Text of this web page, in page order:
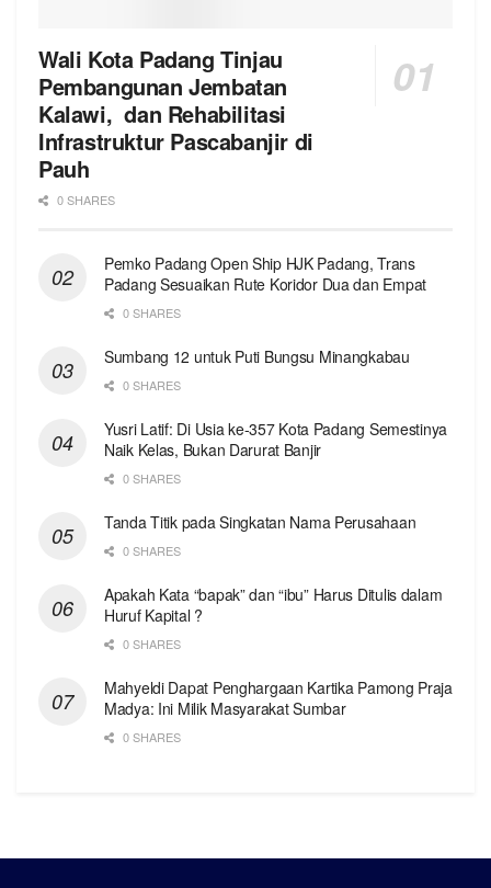
Wali Kota Padang Tinjau
Pembangunan Jembatan
Kalawi, dan Rehabilitasi
Infrastruktur Pascabanjir di
Pauh
0 SHARES
Pemko Padang Open Ship HJK Padang, Trans
Padang Sesuaikan Rute Koridor Dua dan Empat
0 SHARES
Sumbang 12 untuk Puti Bungsu Minangkabau
0 SHARES
Yusri Latif: Di Usia ke-357 Kota Padang Semestinya
Naik Kelas, Bukan Darurat Banjir
0 SHARES
Tanda Titik pada Singkatan Nama Perusahaan
0 SHARES
Apakah Kata “bapak” dan “ibu” Harus Ditulis dalam
Huruf Kapital ?
0 SHARES
Mahyeldi Dapat Penghargaan Kartika Pamong Praja
Madya: Ini Milik Masyarakat Sumbar
0 SHARES